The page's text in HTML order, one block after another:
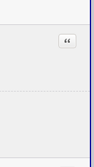
Citation